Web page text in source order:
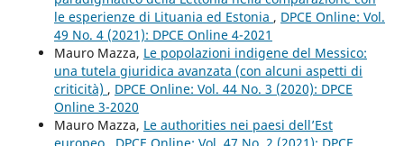
le esperienze di Lituania ed Estonia , DPCE Online: Vol.
49 No. 4 (2021): DPCE Online 4-2021
Mauro Mazza, Le popolazioni indigene del Messico:
una tutela giuridica avanzata (con alcuni aspetti di
criticità) , DPCE Online: Vol. 44 No. 3 (2020): DPCE
Online 3-2020
Mauro Mazza, Le authorities nei paesi dell’Est